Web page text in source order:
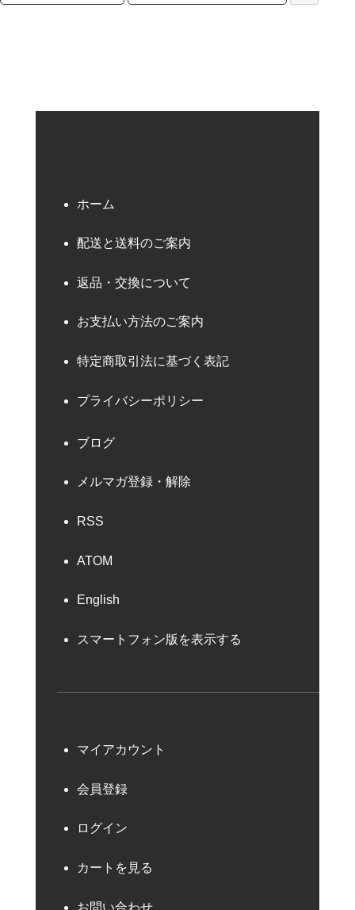
ホーム
配送と送料のご案内
返品・交換について
お支払い方法のご案内
特定商取引法に基づく表記
プライバシーポリシー
ブログ
メルマガ登録・解除
RSS
ATOM
English
スマートフォン版を表示する
マイアカウント
会員登録
ログイン
カートを見る
お問い合わせ